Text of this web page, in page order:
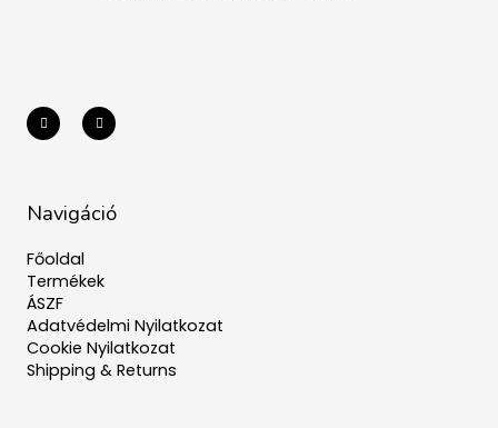
n
s
t
m
a
c
e
-
f
Navigáció
Főoldal
Termékek
ÁSZF
Adatvédelmi Nyilatkozat
Cookie Nyilatkozat
Shipping & Returns